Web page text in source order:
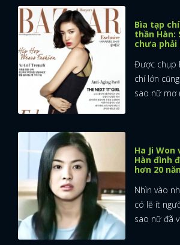
Bìa tạp
thần Hàn:
chưa phải
Được chụp
chí lớn
sao nữ mơ
Ha Ji
Hàn đình
hơn 20
Nhìn vào
có lẽ ít
sao nữ đã